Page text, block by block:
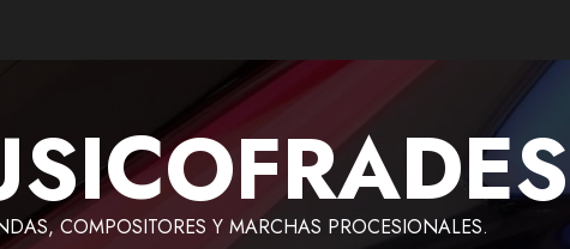
COMPOSITORES Y MARCHAS PROCESIONALES.